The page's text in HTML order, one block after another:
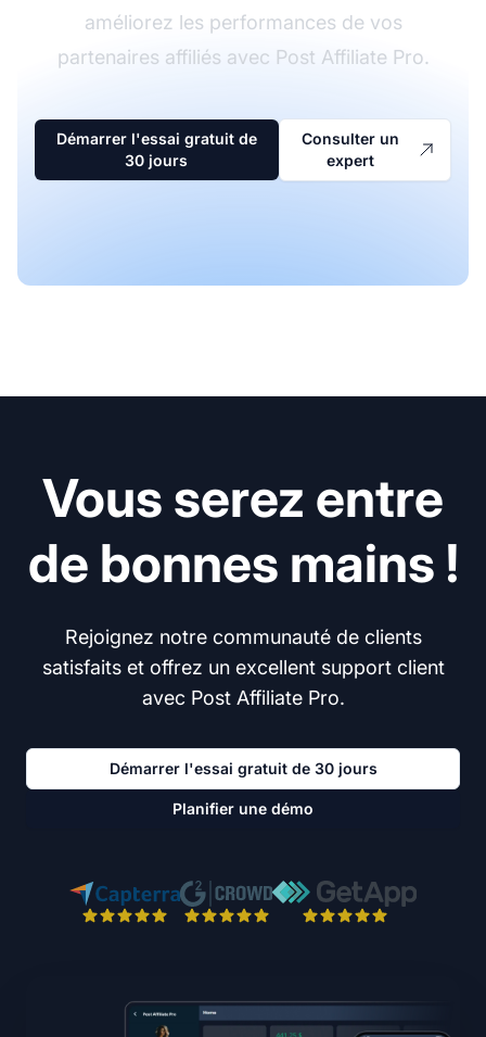
améliorez les performances de vos
partenaires affiliés avec Post Affiliate Pro.
Démarrer l'essai gratuit de
30 jours
Consulter un
expert
Vous serez entre
de bonnes mains !
Rejoignez notre communauté de clients
satisfaits et offrez un excellent support client
avec Post Affiliate Pro.
Démarrer l'essai gratuit de 30 jours
Planifier une démo